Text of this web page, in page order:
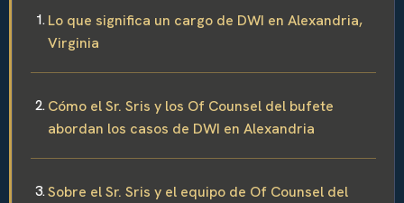
Lo que significa un cargo de DWI en Alexandria,
Virginia
Cómo el Sr. Sris y los Of Counsel del bufete
abordan los casos de DWI en Alexandria
Sobre el Sr. Sris y el equipo de Of Counsel del